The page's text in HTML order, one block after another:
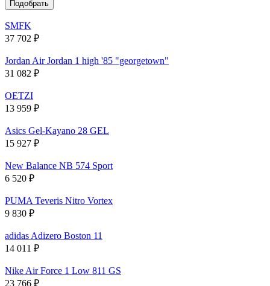
SMFK
37 702 ₽
Jordan Air Jordan 1 high '85 "georgetown"
31 082 ₽
OETZI
13 959 ₽
Asics Gel-Kayano 28 GEL
15 927 ₽
New Balance NB 574 Sport
6 520 ₽
PUMA Teveris Nitro Vortex
9 830 ₽
adidas Adizero Boston 11
14 011 ₽
Nike Air Force 1 Low 811 GS
23 766 ₽